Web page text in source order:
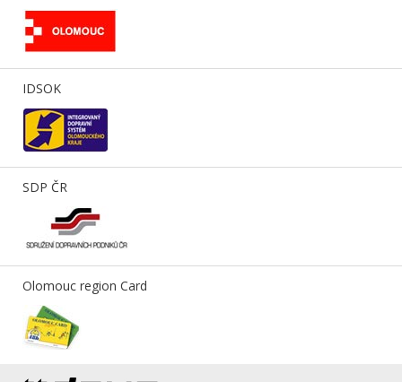
IDSOK
SDP ČR
Olomouc region Card